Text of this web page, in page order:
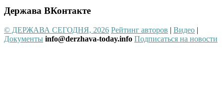
Держава ВКонтакте
© ДЕРЖАВА СЕГОДНЯ, 2026 Рейтинг авторов | Видео |
Документы info@derzhava-today.info Подписаться на новости